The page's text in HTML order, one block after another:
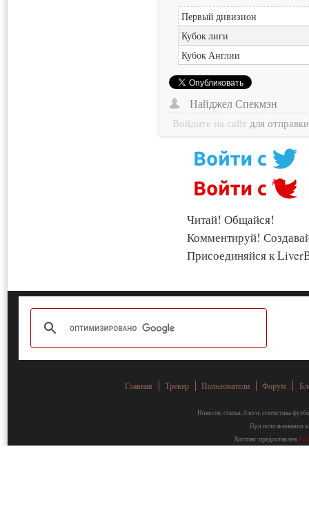
Первый дивизион
Кубок лиги
Кубок Англии
Найджел Спекмэн
Войдите на сайт для
Читай! Общайся!
Комментируй!
Присоединяйся к
Главная Трекер Пользователи Форум
Новости, статьи, блоги, статистика
При использовании
Хостинг предоставлен